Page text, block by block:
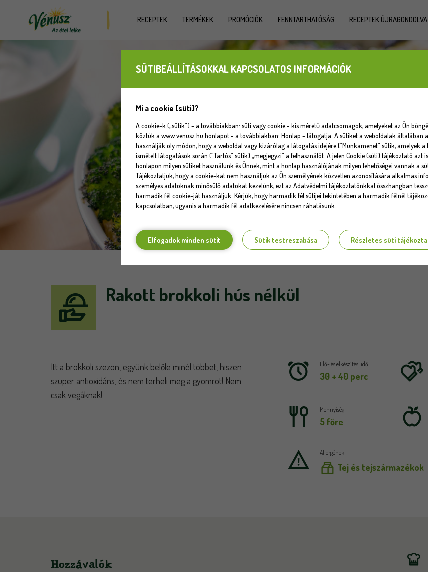
SÜTIBEÁLLÍTÁSOKKAL KAPCSOLATOS INFORMÁCIÓK
Mi a cookie (süti)?
A cookie-k („sütik”) - a továbbiakban: süti vagy cookie - kis méretű adatcsomagok, amelyeket az Ön
köztük a www.venusz.hu honlapot - a továbbiakban: Honlap - látogatja. A sütiket a weboldalak általában
használják oly módon, hogy a weboldal vagy kizárólag a látogatás idejére (“Munkamenet” sütik, amelyek
ismételt látogatások során (“Tartós” sütik) „megjegyzi” a felhasználót. A jelen Cookie (süti) tájékoztató azt
honlapon milyen sütiket használunk és Önnek, mint a honlap használójának milyen lehetőségei vannak a
Tájékoztatjuk, hogy a cookie-kat nem használjuk az Ön személyének közvetlen azonosítására alkalmas
személyes adatoknak minősülő adatokat kezelünk, ezt az Adatvédelmi tájékoztatónkkal összhangban
harmadik fél cookie-ját használjuk. Kérjük, hogy harmadik fél sütijei tekintetében a harmadik félnél
kapcsolatban, ugyanis a harmadik fél adatkezelésére nincsen ráhatásunk.
Elfogadok minden sütit Sütik testreszabása Részletes süti
RECEPTEK TERMÉKEK PROMÓCIÓK FENNTARTHATÓSÁG RECEPTEK ÚJRAGONDOLVA
Rakott brokkoli hús nélkül
Itt a brokkoli szezon, együnk belőle minél többet, hiszen
szuper antioxidáns, és nem terheli meg a gyomrot! Nem
csak vegáknak!
Elő- és elkészítési idő
30 + 40 perc
Mennyiség
5 főre
Allergének
Tej és tejszármazékok
Hozzávalók